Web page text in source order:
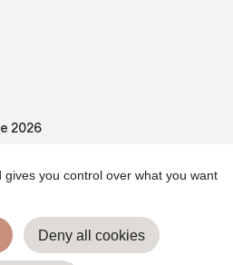
2026
you control over what you want
Deny all cookies